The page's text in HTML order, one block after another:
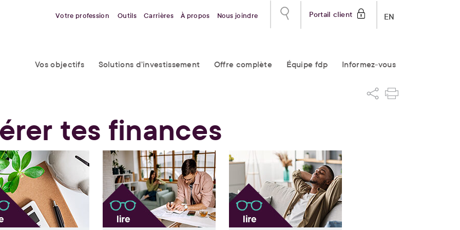
EN
Portail client
Votre profession Outils Carrières À propos Nous joindre
Vos objectifs Solutions d’investissement Offre complète Équipe fdp Informez-vous
tes finances